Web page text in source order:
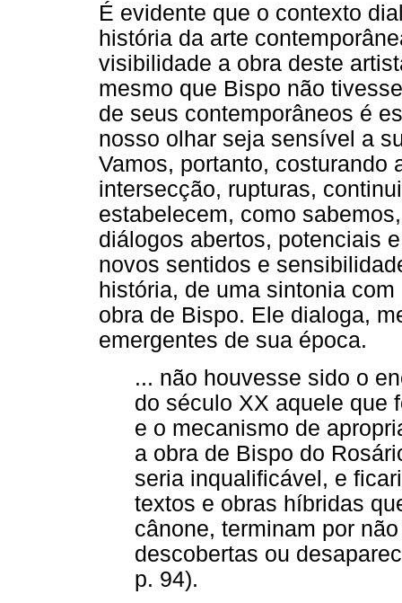
É evidente que o contexto
história da arte
visibilidade a obra deste
mesmo que Bispo não
de seus contemporâneos é
nosso olhar seja sensível a
Vamos, portanto, costurando
intersecção, rupturas,
estabelecem, como
diálogos abertos, potenciais
novos sentidos e
história, de uma sintonia
obra de Bispo. Ele dialoga,
emergentes de sua época.
... não houvesse sido o
do século XX aquele que
e o mecanismo de
a obra de Bispo do
seria inqualificável, e
textos e obras híbridas
cânone, terminam por
descobertas ou
p. 94).